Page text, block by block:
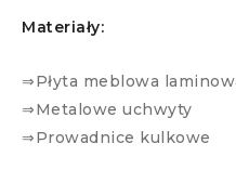
Materiały:
⇒Płyta meblowa
⇒Metalowe uchwyty
⇒Prowadnice kulkowe